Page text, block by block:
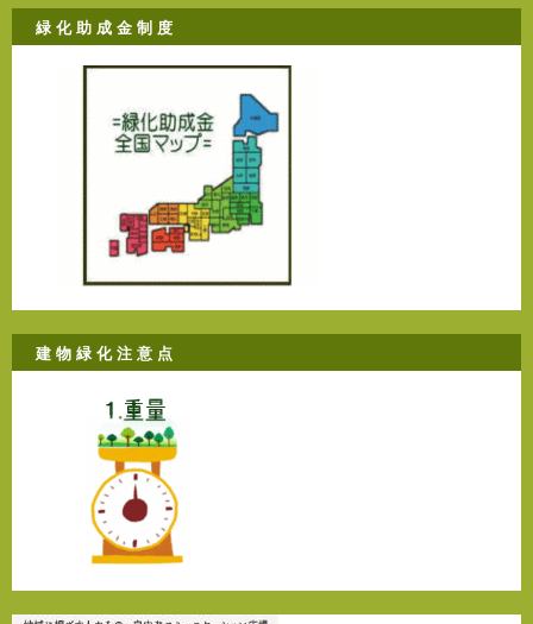
緑 化 助 成 金 制 度
建 物 緑 化 注 意 点